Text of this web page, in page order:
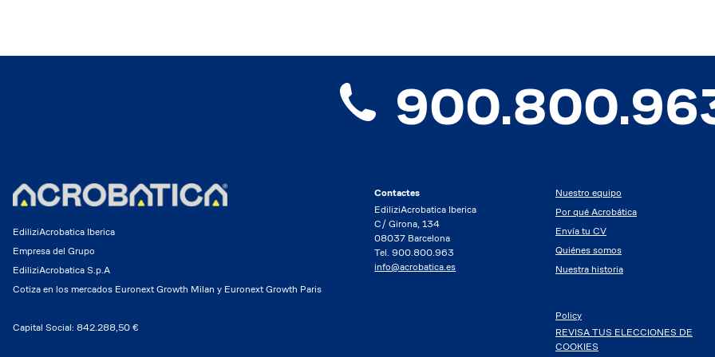
EdiliziAcrobatica Iberica
Empresa del Grupo
EdiliziAcrobatica S.p.A
Cotiza en los mercados Euronext Growth Milan y Euronext Growth Paris
Capital Social: 842.288,50 €
Contactes
EdiliziAcrobatica Iberica
C/ Girona, 134
08037 Barcelona
Tel. 900.800.963
info@acrobatica.es
Nuestro equipo
Por qué Acrobática
Envía tu CV
Quiénes somos
Nuestra historia
Policy
REVISA TUS ELECCIONES DE
COOKIES